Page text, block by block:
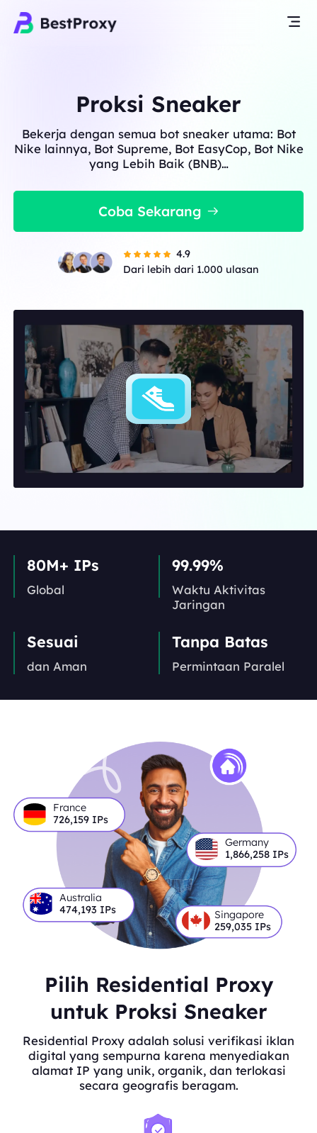
Proksi Sneaker
Bekerja dengan semua bot sneaker utama: Bot
Nike lainnya, Bot Supreme, Bot EasyCop, Bot Nike
yang Lebih Baik (BNB)…
Coba Sekarang
4.9
Dari lebih dari 1.000 ulasan
80M+ IPs
Global
99.99%
Waktu Aktivitas
Jaringan
Sesuai
dan Aman
Tanpa Batas
Permintaan Paralel
France
726,159IPs
Germany
1,866,258 IPs
Australia
474,193 IPs
Singapore
259,035IPs
Pilih Residential Proxy
untuk Proksi Sneaker
Residential Proxy adalah solusi verifikasi iklan
digital yang sempurna karena menyediakan
alamat IP yang unik, organik, dan terlokasi
secara geografis beragam.